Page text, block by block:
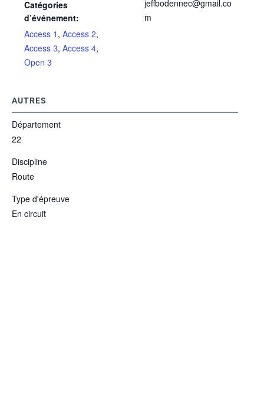
Catégories
d’événement:
Access 1 , Access 2,
Access 3, Access 4,
Open 3
jeffbodennec@gmail.co
m
AUTRES
Département
22
Discipline
Route
Type d'épreuve
En circuit